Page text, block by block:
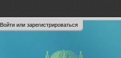
Войти или зарегистрироваться